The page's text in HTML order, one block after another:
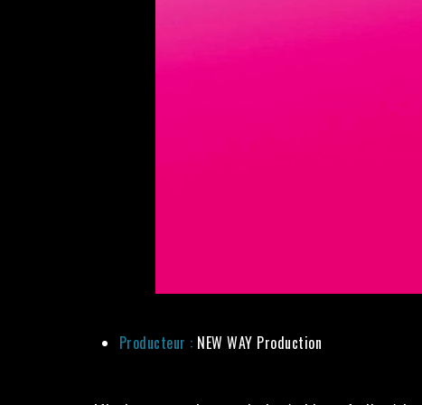
Producteur : NEW WAY Production